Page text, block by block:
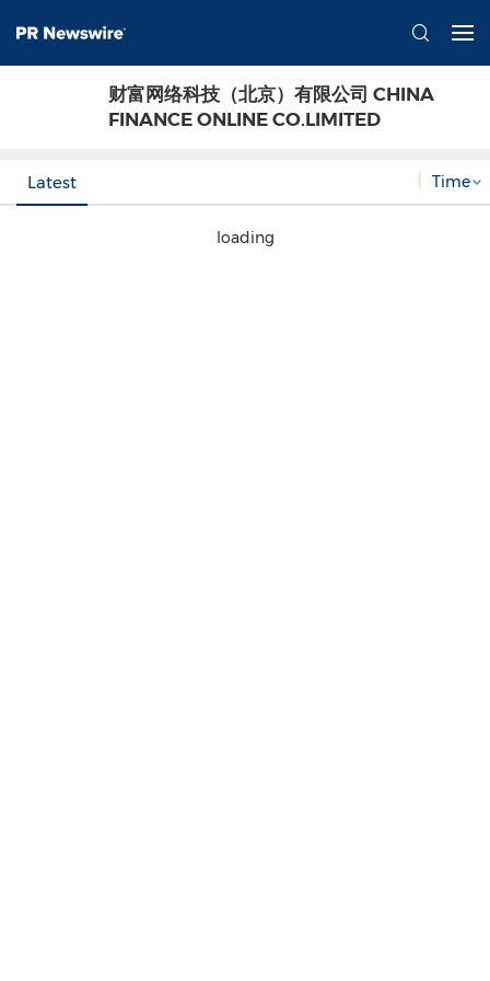
财富网络科技（北京）有限公司 CHINA
FINANCE ONLINE CO.LIMITED
Time
Latest
loading